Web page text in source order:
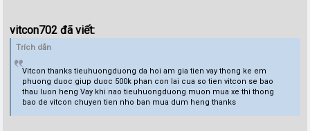
vitcon702 đã viết:
Trích dẫn
Vitcon thanks tieuhuongduong da hoi am gia tien vay thong ke em
phuong duoc giup duoc 500k phan con lai cua so tien vitcon se bao
thau luon heng Vay khi nao tieuhuongduong muon mua xe thi thong
bao de vitcon chuyen tien nho ban mua dum heng thanks